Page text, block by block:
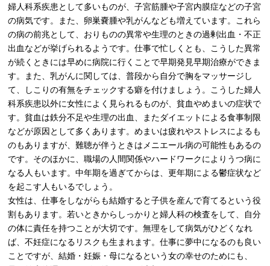
婦人科系疾患として多いものが、子宮筋腫や子宮内膜症などの子宮
の病気です。また、卵巣嚢腫や乳がんなども増えています。これら
の病の前兆として、おりものの異常や生理のときの過剰出血・不正
出血などが挙げられるようです。仕事で忙しくとも、こうした異常
が続くときには早めに病院に行くことで早期発見早期治療ができま
す。また、乳がんに関しては、普段から自分で胸をマッサージし
て、しこりの有無をチェックする癖を付けましょう。こうした婦人
科系疾患以外に女性によく見られるものが、貧血やめまいの症状で
す。貧血は鉄分不足や生理の出血、またダイエットによる食事制限
などが原因として多くあります。めまいは疲れやストレスによるも
のもありますが、難聴が伴うときはメニエール病の可能性もあるの
です。そのほかに、職場の人間関係やハードワークによりうつ病に
なる人もいます。中年期を過ぎてからは、更年期による鬱症状など
を起こす人もいるでしょう。
女性は、仕事をしながらも結婚すると子供を産んで育てるという役
割もあります。若いときからしっかりと婦人科の検査をして、自分
の体に責任を持つことが大切です。無理をして病気がひどくなれ
ば、不妊症になるリスクも生まれます。仕事に夢中になるのも良い
ことですが、結婚・妊娠・母になるという女の幸せのためにも、